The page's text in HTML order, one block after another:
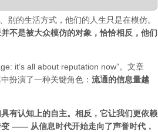
的生活方式，他们的人生只是在模仿。
不是被大众模仿的对象，恰恰相反，他们
it’s all about reputation now”。文章
扮演了一种关键角色： 流通的信息量越
有认知上的自主。相反，它让我们更依赖
变 —— 从信息时代开始走向了声誉时代，